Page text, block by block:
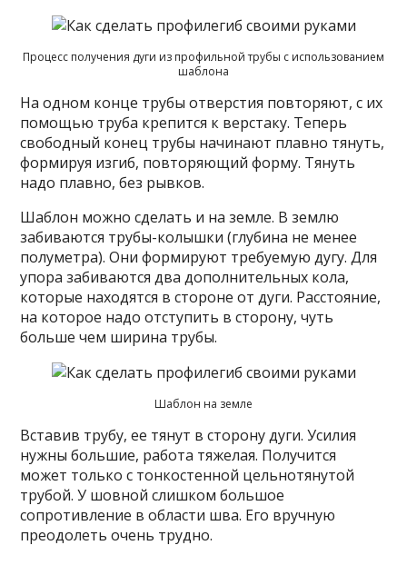
Процесс получения дуги из профильной трубы с использованием
шаблона
На одном конце трубы отверстия повторяют, с их
помощью труба крепится к верстаку. Теперь
свободный конец трубы начинают плавно тянуть,
формируя изгиб, повторяющий форму. Тянуть
надо плавно, без рывков.
Шаблон можно сделать и на земле. В землю
забиваются трубы-колышки (глубина не менее
полуметра). Они формируют требуемую дугу. Для
упора забиваются два дополнительных кола,
которые находятся в стороне от дуги. Расстояние,
на которое надо отступить в сторону, чуть
больше чем ширина трубы.
Шаблон на земле
Вставив трубу, ее тянут в сторону дуги. Усилия
нужны большие, работа тяжелая. Получится
может только с тонкостенной цельнотянутой
трубой. У шовной слишком большое
сопротивление в области шва. Его вручную
преодолеть очень трудно.